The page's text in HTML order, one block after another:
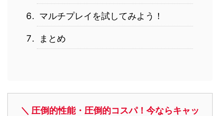
マルチプレイを試してみよう！
まとめ
＼ 圧倒的性能・圧倒的コスパ！今ならキャッ